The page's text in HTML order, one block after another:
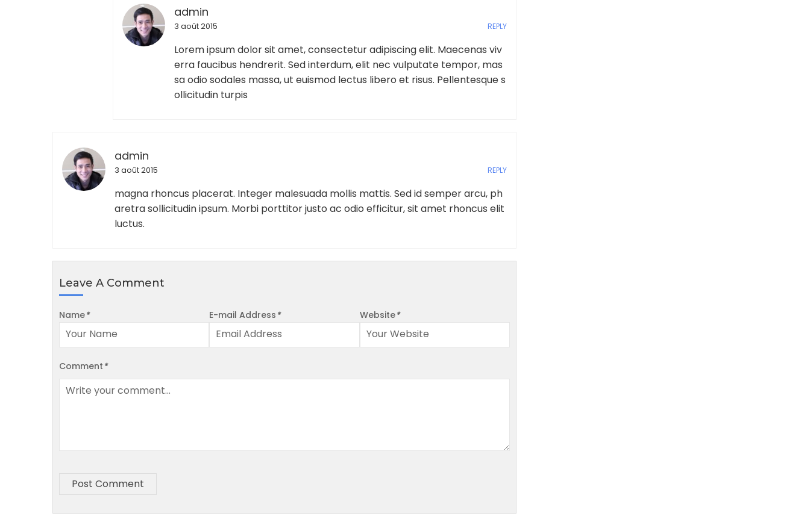
admin
3 août 2015 REPLY
Lorem ipsum dolor sit amet, consectetur adipiscing elit. Maecenas viv
erra faucibus hendrerit. Sed interdum, elit nec vulputate tempor, mas
sa odio sodales massa, ut euismod lectus libero et risus. Pellentesque s
ollicitudin turpis
admin
3 août 2015 REPLY
magna rhoncus placerat. Integer malesuada mollis mattis. Sed id semper arcu, ph
aretra sollicitudin ipsum. Morbi porttitor justo ac odio efficitur, sit amet rhoncus elit
luctus.
Leave A Comment
Name* E-mail Address * Website*
Comment *
Post Comment